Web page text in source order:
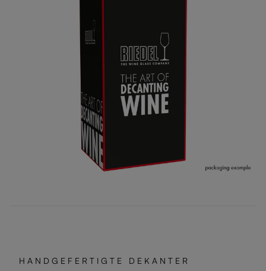
HANDGEFERTIGTE DEKANTER